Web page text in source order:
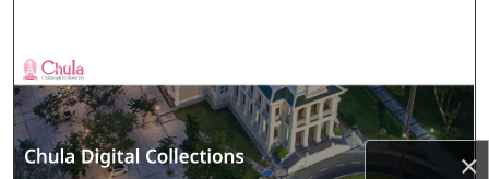
×
Browse Collections
My Account